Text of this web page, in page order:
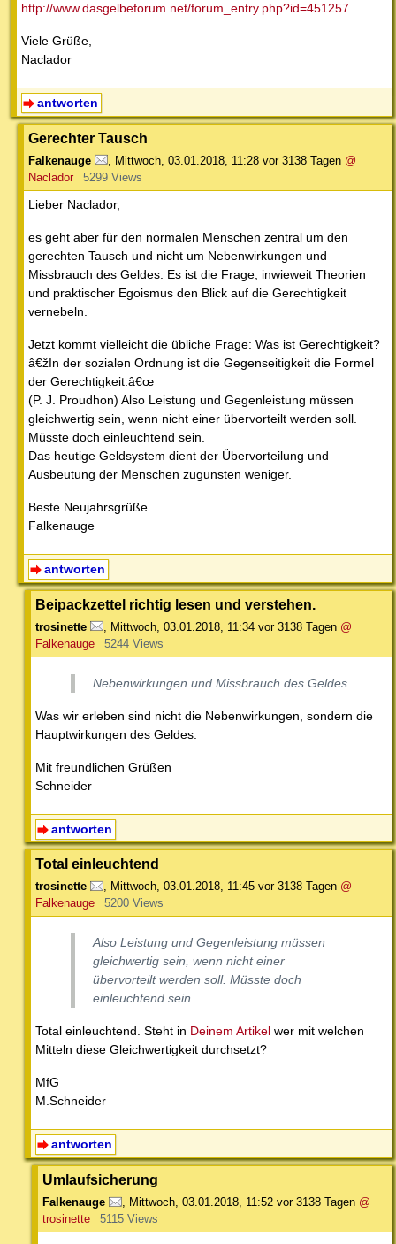
http://www.dasgelbeforum.net/forum_entry.php?id=451257
Viele Grüße,
Naclador
antworten
Gerechter Tausch
Falkenauge Mittwoch, 03.01.2018, 11:28 vor 3138 Tagen @
Naclador
5299 Views
Lieber Naclador,
es geht aber für den normalen Menschen zentral um den
gerechten Tausch und nicht um Nebenwirkungen und
Missbrauch des Geldes. Es ist die Frage, inwieweit Theorien
und praktischer Egoismus den Blick auf die Gerechtigkeit
vernebeln.
Jetzt kommt vielleicht die übliche Frage: Was ist Gerechtigkeit?
â€žIn der sozialen Ordnung ist die Gegenseitigkeit die Formel
der Gerechtigkeit.â€œ
(P. J. Proudhon) Also Leistung und Gegenleistung müssen
gleichwertig sein, wenn nicht einer übervorteilt werden soll.
Müsste doch einleuchtend sein.
Das heutige Geldsystem dient der Übervorteilung und
Ausbeutung der Menschen zugunsten weniger.
Beste Neujahrsgrüße
Falkenauge
antworten
Beipackzettel richtig lesen und verstehen.
trosinette Mittwoch, 03.01.2018, 11:34 vor 3138 Tagen @
Falkenauge
5244 Views
Nebenwirkungen und Missbrauch des Geldes
Was wir erleben sind nicht die Nebenwirkungen, sondern die
Hauptwirkungen des Geldes.
Mit freundlichen Grüßen
Schneider
antworten
Total einleuchtend
trosinette , Mittwoch, 03.01.2018, 11:45 vor 3138 Tagen @
Falkenauge
5200 Views
Also Leistung und Gegenleistung müssen
gleichwertig sein, wenn nicht einer
übervorteilt werden soll. Müsste doch
einleuchtend sein.
Total einleuchtend. Steht in Deinem Artikel wer mit welchen
Mitteln diese Gleichwertigkeit durchsetzt?
MfG
M.Schneider
antworten
Umlaufsicherung
Falkenauge , Mittwoch, 03.01.2018, 11:52 vor 3138 Tagen @
trosinette
5115 Views